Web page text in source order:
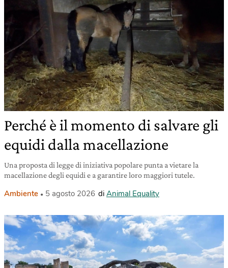
Perché è il momento di salvare gli
equidi dalla macellazione
Una proposta di legge di iniziativa popolare punta a vietare la
macellazione degli equidi e a garantire loro maggiori tutele.
Ambiente 5 agosto 2026 di Animal Equality